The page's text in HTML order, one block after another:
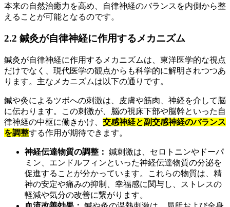
本来の自然治癒力を高め、自律神経のバランスを内側から整
えることが可能となるのです。
2.2 鍼灸が自律神経に作用するメカニズム
鍼灸が自律神経に作用するメカニズムは、東洋医学的な視点
だけでなく、現代医学の観点からも科学的に解明されつつあ
ります。主なメカニズムは以下の通りです。
鍼や灸によるツボへの刺激は、皮膚や筋肉、神経を介して脳
に伝わります。この刺激が、脳の視床下部や脳幹といった自
律神経の中枢に働きかけ、 交感神経と副交感神経のバランス
を調整する作用が期待できます。
神経伝達物質の調整： 鍼刺激は、セロトニンやドーパ
ミン、エンドルフィンといった神経伝達物質の分泌を
促進することが分かっています。これらの物質は、精
神の安定や痛みの抑制、幸福感に関与し、ストレスの
軽減や気分の改善に繋がります。